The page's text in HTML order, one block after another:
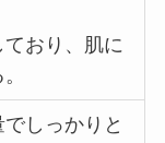
おり、肌に
しっかりと